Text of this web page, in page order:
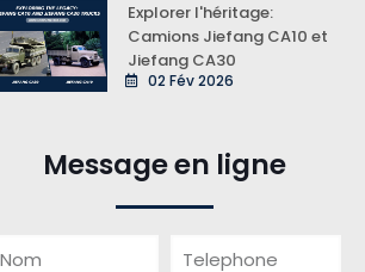
Explorer l'héritage:
Camions Jiefang CA10 et
Jiefang CA30
02 Fév 2026
Message en ligne